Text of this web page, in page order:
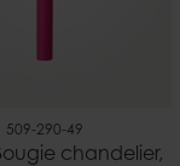
509-290-49
chandelier,